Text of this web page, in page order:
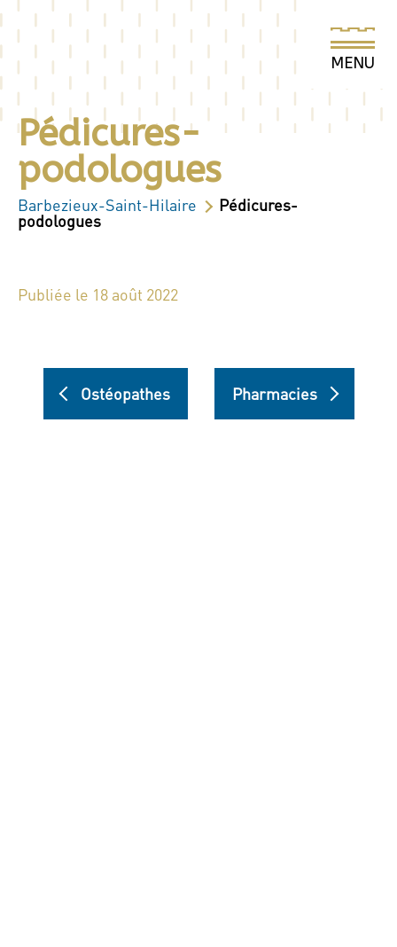
Pédicures-
podologues
Barbezieux-Saint-Hilaire Pédicures-
podologues
Publiée le 18 août 2022
Ostéopathes Pharmacies